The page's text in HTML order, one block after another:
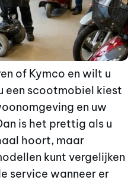
of Kymco en wilt u
een scootmobiel kiest
en uw
is het prettig als u
hoort, maar
kunt vergelijken
service wanneer er